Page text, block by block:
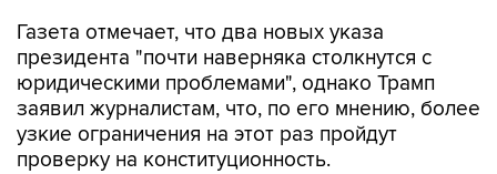
Газета отмечает, что два новых указа
президента "почти наверняка столкнутся с
юридическими проблемами", однако Трамп
заявил журналистам, что, по его мнению, более
узкие ограничения на этот раз пройдут
проверку на конституционность.